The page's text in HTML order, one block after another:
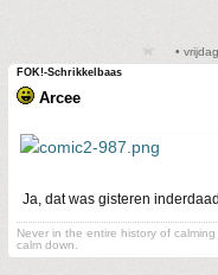
•
FOK!-Schrikkelbaas
Arcee
Ja, dat was gisteren
Never in the entire history of
calm down.